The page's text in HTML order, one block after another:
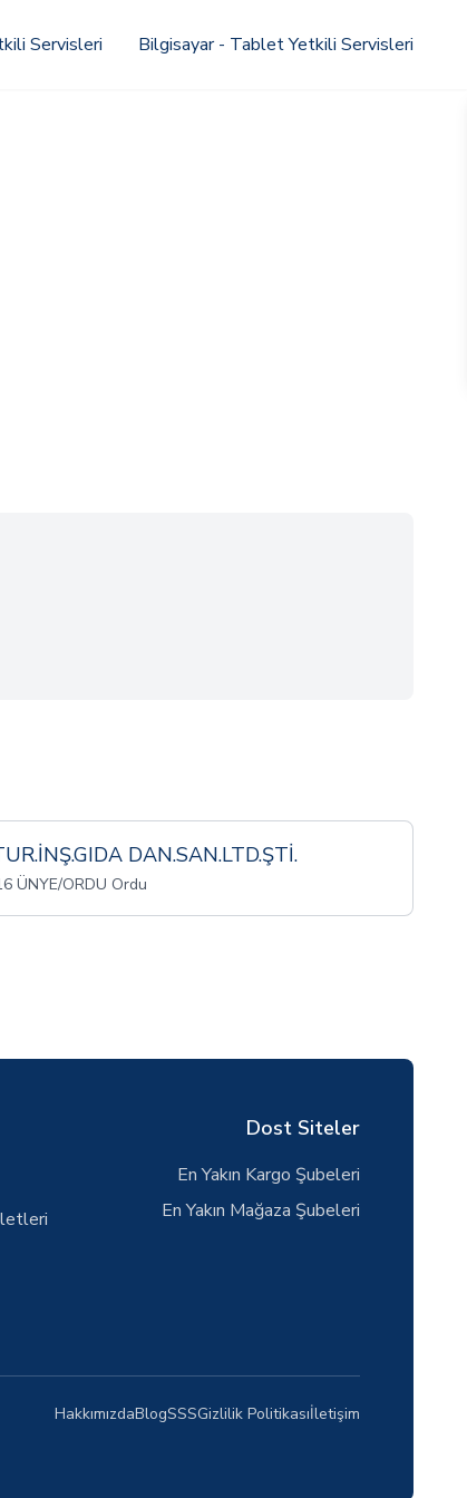
Servisleri Bilgisayar - Tablet Yetkili Servisleri
DAN.SAN.LTD.ŞTİ.
ÜNYE/ORDU Ordu
Dost Siteler
En Yakın Kargo Şubeleri
En Yakın Mağaza Şubeleri
HakkımızdaBlogSSSGizlilik Politikasıİletişim